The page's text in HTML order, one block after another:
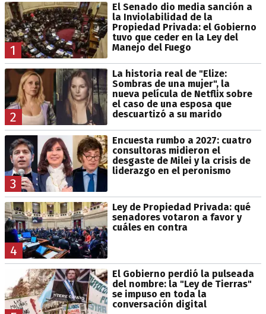
1
El Senado dio media sanción a
la Inviolabilidad de la
Propiedad Privada: el Gobierno
tuvo que ceder en la Ley del
Manejo del Fuego
2
La historia real de "Elize:
Sombras de una mujer", la
nueva película de Netflix sobre
el caso de una esposa que
descuartizó a su marido
3
Encuesta rumbo a 2027: cuatro
consultoras midieron el
desgaste de Milei y la crisis de
liderazgo en el peronismo
4
Ley de Propiedad Privada: qué
senadores votaron a favor y
cuáles en contra
El Gobierno perdió la pulseada
del nombre: la "Ley de Tierras"
se impuso en toda la
conversación digital